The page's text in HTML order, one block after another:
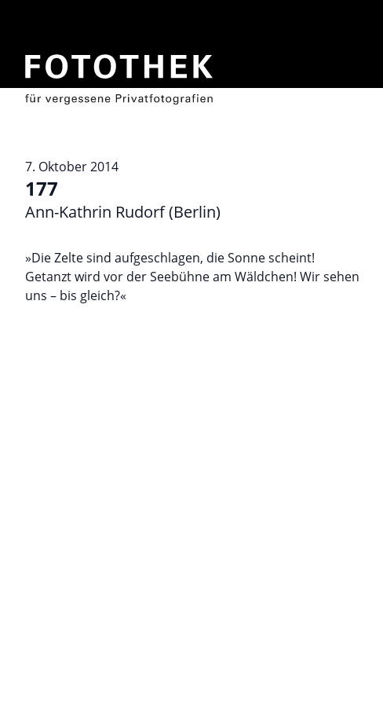
7. Oktober 2014
177
Ann-Kathrin Rudorf (Berlin)
»Die Zelte sind aufgeschlagen, die Sonne scheint!
Getanzt wird vor der Seebühne am Wäldchen! Wir sehen
uns – bis gleich?«